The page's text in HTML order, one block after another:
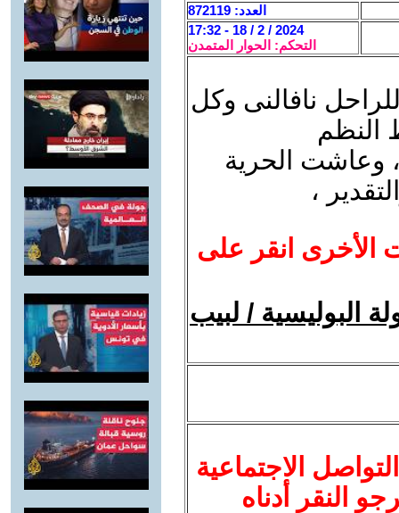
العدد: 872119
2024 / 2 / 18 - 17:32
التحكم: الحوار المتمدن
نافالنى وكل
النظم
وعاشت الحرية
،
الأخرى انقر على
البوليسية / لبيب
الاجتماعية
النقر أدناه